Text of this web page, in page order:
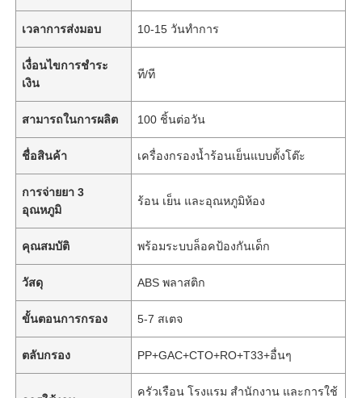
เวลาการส่งมอบ 10-15 วันทำการ
เงื่อนไขการชำระ
เงิน
ที/ที
สามารถในการผลิต 100 ชิ้นต่อวัน
ชื่อสินค้า เครื่องกรองน้ำร้อนเย็นแบบตั้งโต๊ะ
การจ่ายยา 3
อุณหภูมิ
ร้อน เย็น และอุณหภูมิห้อง
คุณสมบัติ พร้อมระบบล็อคป้องกันเด็ก
วัสดุ ABS พลาสติก
ขั้นตอนการกรอง 5-7 สเตจ
ตลับกรอง PP+GAC+CTO+RO+T33+อื่นๆ
ครัวเรือน โรงแรม สำนักงาน และการใช้